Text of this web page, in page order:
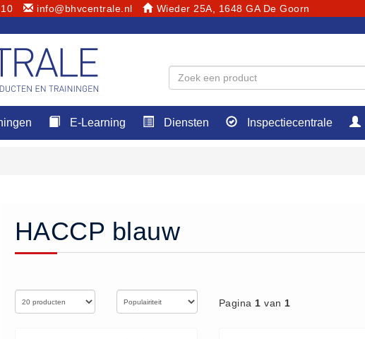
info@bhvcentrale.nl Wieder 25A, 1648 GA De Goorn
E-Learning Diensten Inspectiecentrale
HACCP blauw
Pagina 1 van 1